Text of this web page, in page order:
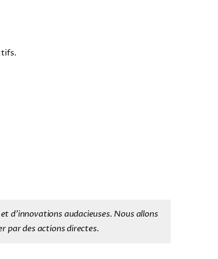
d’innovations audacieuses. Nous allons
par des actions directes.